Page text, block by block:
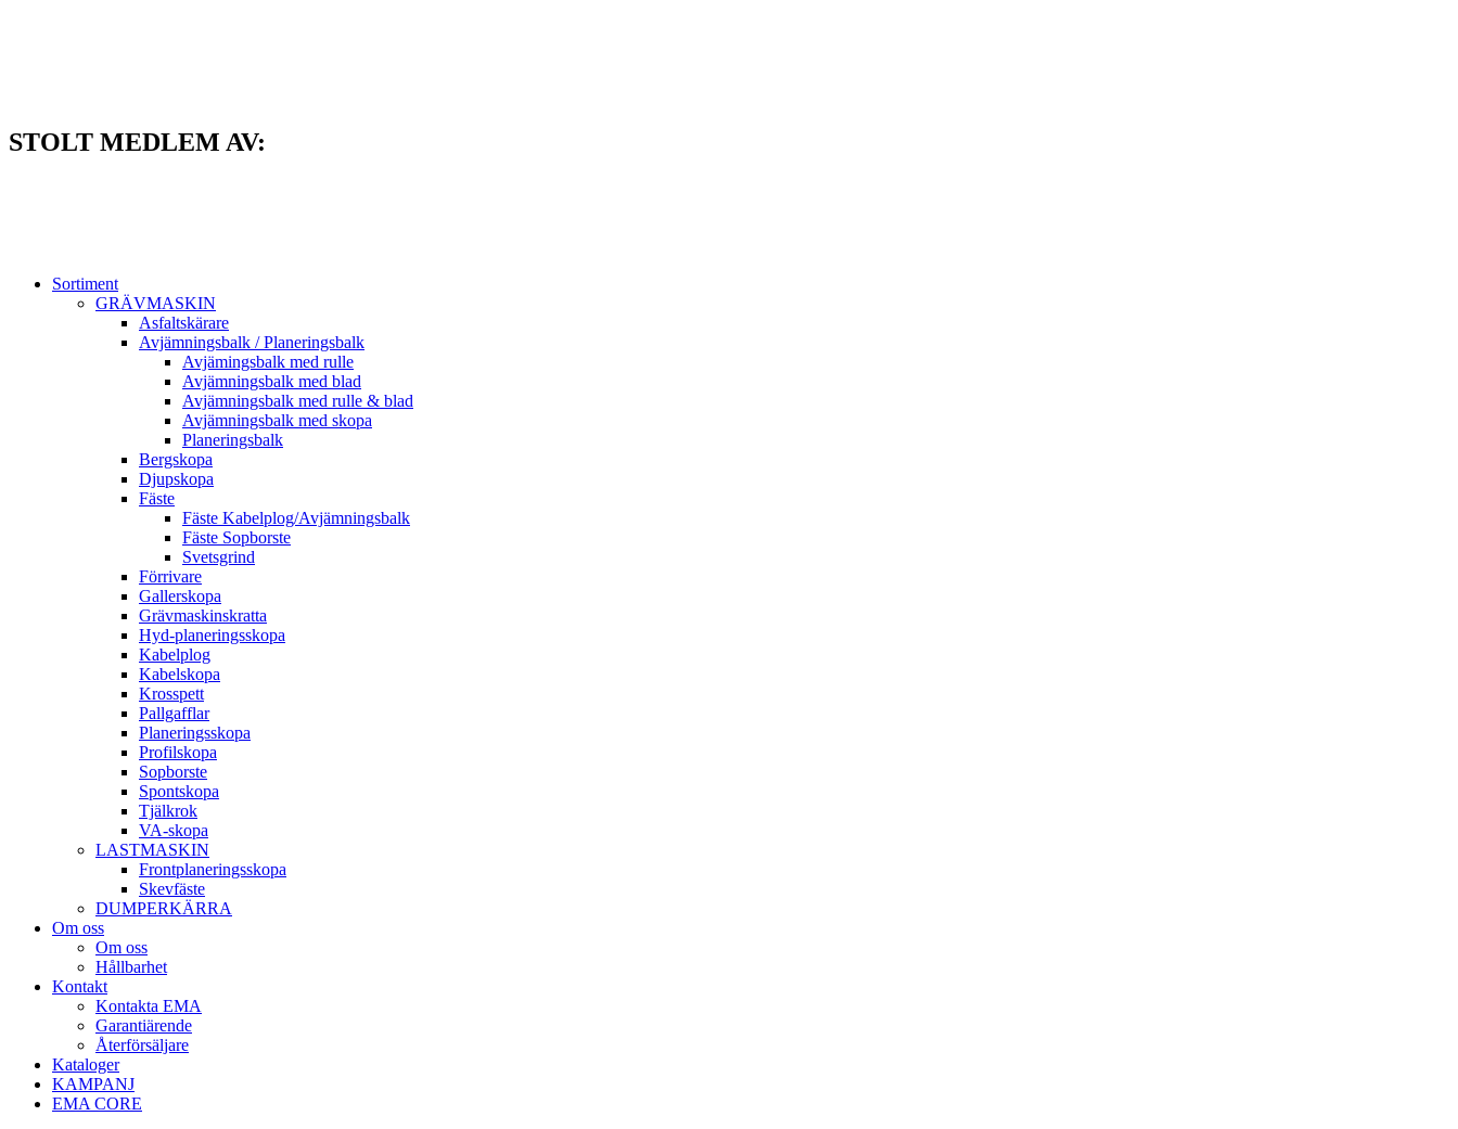
STOLT MEDLEM AV:
Sortiment
GRÄV­MASKIN
Asfalt­skärare
Avjämnings­balk / Planeringsbalk
Avjämingsbalk med rulle
Avjämningsbalk med blad
Avjämningsbalk med rulle & blad
Avjämningsbalk med skopa
Planerings­balk
Berg­skopa
Djup­skopa
Fäste
Fäste Kabel­­plog/­Avjämnings­­balk
Fäste Sop­borste
Svets­grind
Förrivare
Galler­skopa
Gräv­maskins­kratta
Hyd­-planerings­skopa
Kabel­plog
Kabel­skopa
Kros­spett
Pallgafflar
Planerings­skopa
Profil­skopa
Sop­borste
Spont­skopa
Tjäl­krok
VA­-skopa
LAST­MASKIN
Front­planerings­skopa
Skev­fäste
DUMPER­KÄRRA
Om oss
Om oss
Hållbarhet
Kontakt
Kontakta EMA
Garantiärende
Återförsäljare
Kataloger
KAMPANJ
EMA CORE